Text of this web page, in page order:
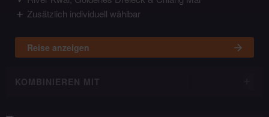
Zusätzlich individuell wählbar
Reise anzeigen
KOMBINIEREN MIT